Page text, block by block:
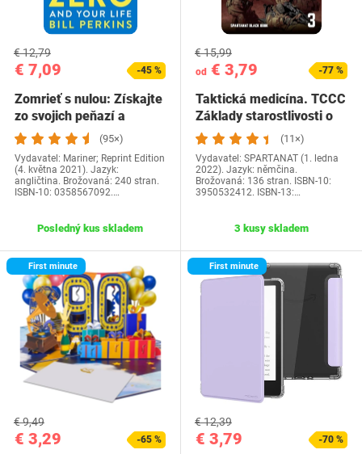
€ 7,09
€ 12,79
-45 %
Zomrieť s nulou: Získajte
zo svojich peňazí a
života…
(95×)
Vydavatel: Mariner; Reprint Edition
(4. května 2021). Jazyk:
angličtina. Brožovaná: 240 stran.
ISBN-10: 0358567092.…
Posledný kus skladem
od € 3,79
€ 15,99
-77 %
Taktická medicína. TCCC
Základy starostlivosti o
zranených…
(11×)
Vydavatel: SPARTANAT (1. ledna
2022). Jazyk: němčina.
Brožovaná: 136 stran. ISBN-10:
3950532412. ISBN-13:…
3 kusy skladem
First minute
€ 3,29
€ 9,49
-65 %
First minute
€ 3,79
€ 12,39
-70 %